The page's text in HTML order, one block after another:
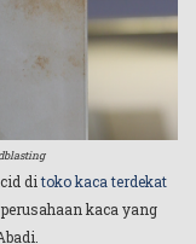
ditoko kaca terdekat
kaca yang